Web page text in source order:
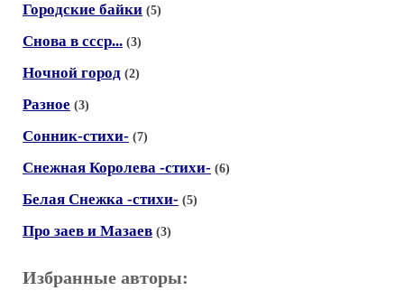
Городские байки (5)
Снова в ссср... (3)
Ночной город (2)
Разное (3)
Сонник-стихи- (7)
Снежная Королева -стихи- (6)
Белая Снежка -стихи- (5)
Про заев и Мазаев (3)
Избранные авторы: